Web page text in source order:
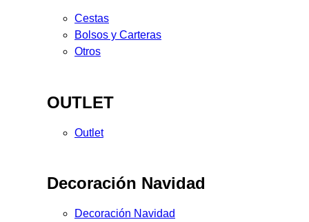
Cestas
Bolsos y Carteras
Otros
OUTLET
Outlet
Decoración Navidad
Decoración Navidad